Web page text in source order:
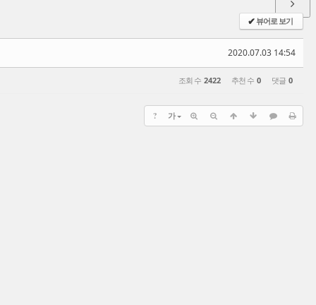
✔뷰어로 보기
2020.07.03 14:54
조회 수 2422 추천 수 0 댓글 0
? 가